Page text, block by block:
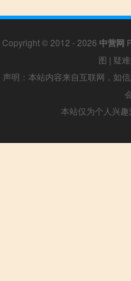
Copyright © 2012 - 2026 中营网
图 | 疑
声明：本站内容来自互联网，如
本站仅为个人兴